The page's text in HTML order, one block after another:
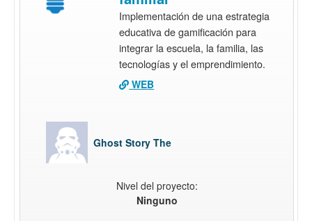
Implementación de una estrategia
educativa de gamificación para
integrar la escuela, la familia, las
tecnologías y el emprendimiento.
WEB
Ghost Story The
Nivel del proyecto:
Ninguno